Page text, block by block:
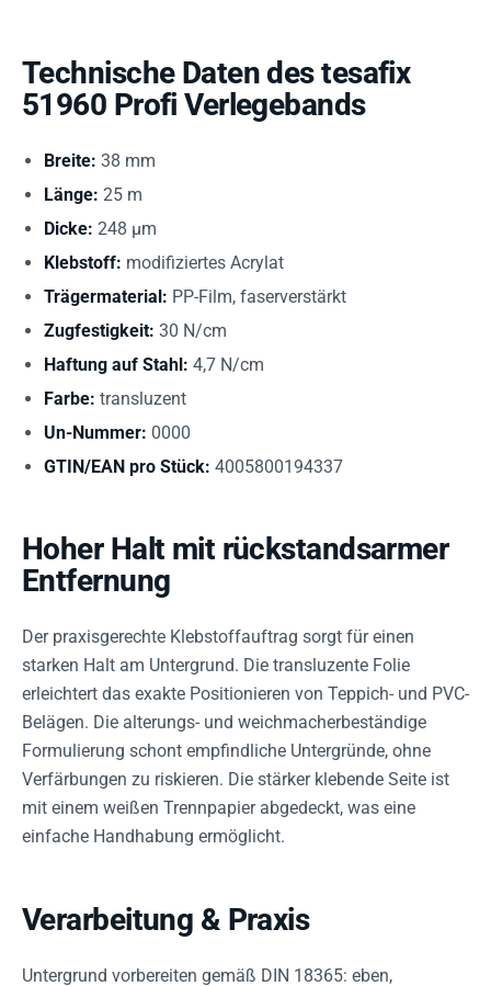
Technische Daten des tesafix
51960 Profi Verlegebands
Breite: 38 mm
Länge: 25 m
Dicke: 248 µm
Klebstoff: modifiziertes Acrylat
Trägermaterial: PP-Film, faserverstärkt
Zugfestigkeit: 30 N/cm
Haftung auf Stahl: 4,7 N/cm
Farbe: transluzent
Un-Nummer: 0000
GTIN/EAN pro Stück: 4005800194337
Hoher Halt mit rückstandsarmer
Entfernung
Der praxisgerechte Klebstoffauftrag sorgt für einen
starken Halt am Untergrund. Die transluzente Folie
erleichtert das exakte Positionieren von Teppich- und PVC-
Belägen. Die alterungs- und weichmacherbeständige
Formulierung schont empfindliche Untergründe, ohne
Verfärbungen zu riskieren. Die stärker klebende Seite ist
mit einem weißen Trennpapier abgedeckt, was eine
einfache Handhabung ermöglicht.
Verarbeitung & Praxis
Untergrund vorbereiten gemäß DIN 18365: eben,